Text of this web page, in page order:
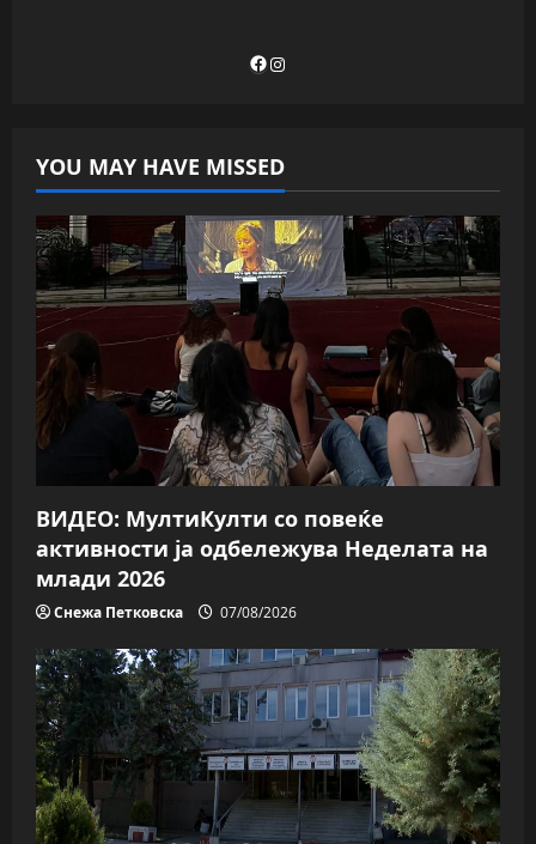
Facebook
Instagram
YOU MAY HAVE MISSED
ВИДЕО: МултиКулти со повеќе
активности ја одбележува Неделата на
млади 2026
Снежа Петковска 07/08/2026